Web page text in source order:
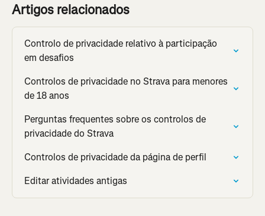
Artigos relacionados
Controlo de privacidade relativo à participação
em desafios
Controlos de privacidade no Strava para menores
de 18 anos
Perguntas frequentes sobre os controlos de
privacidade do Strava
Controlos de privacidade da página de perfil
Editar atividades antigas